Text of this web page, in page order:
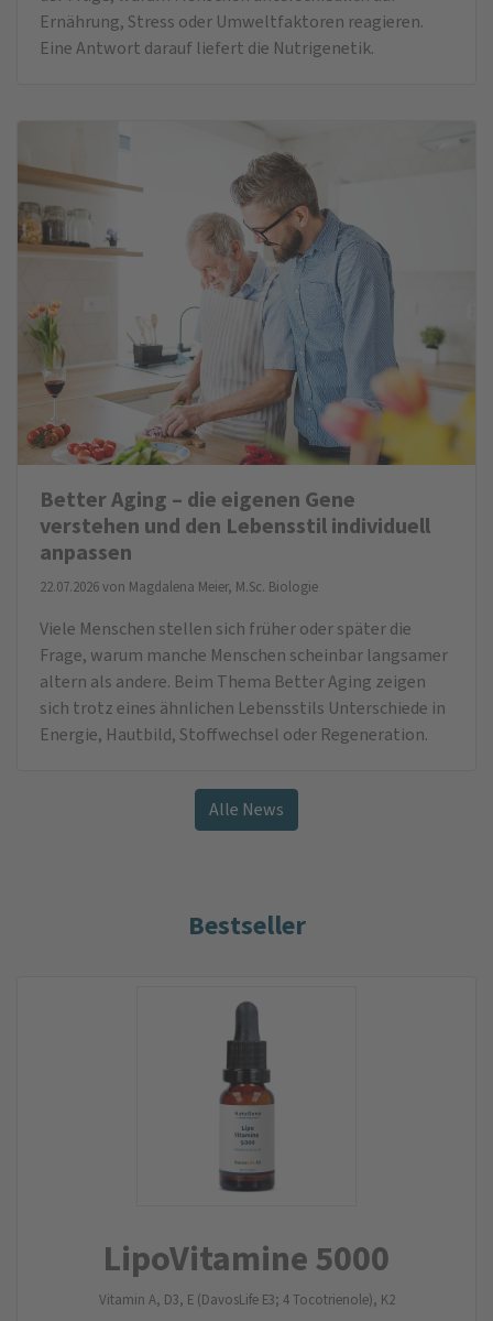
Ernährung, Stress oder Umweltfaktoren reagieren.
Eine Antwort darauf liefert die Nutrigenetik.
Better Aging – die eigenen Gene
verstehen und den Lebensstil individuell
anpassen
22.07.2026 von Magdalena Meier, M.Sc. Biologie
Viele Menschen stellen sich früher oder später die
Frage, warum manche Menschen scheinbar langsamer
altern als andere. Beim Thema Better Aging zeigen
sich trotz eines ähnlichen Lebensstils Unterschiede in
Energie, Hautbild, Stoffwechsel oder Regeneration.
Alle News
Bestseller
LipoVitamine 5000
Vitamin A, D3, E (DavosLife E3; 4 Tocotrienole), K2